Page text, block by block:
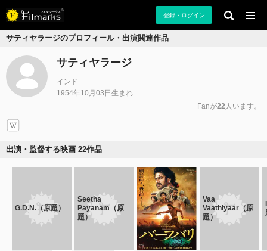
登録・ログイン
サティヤラージのプロフィール・出演関連作品
サティヤラージ
インド
1954年10月03日生まれ
Fanが22 人います。
出演・監督する映画 22作品
G.D.N.（原題）
Seetha
Payanam（原
題）
Vaa
Vaathiyaar（原
題）